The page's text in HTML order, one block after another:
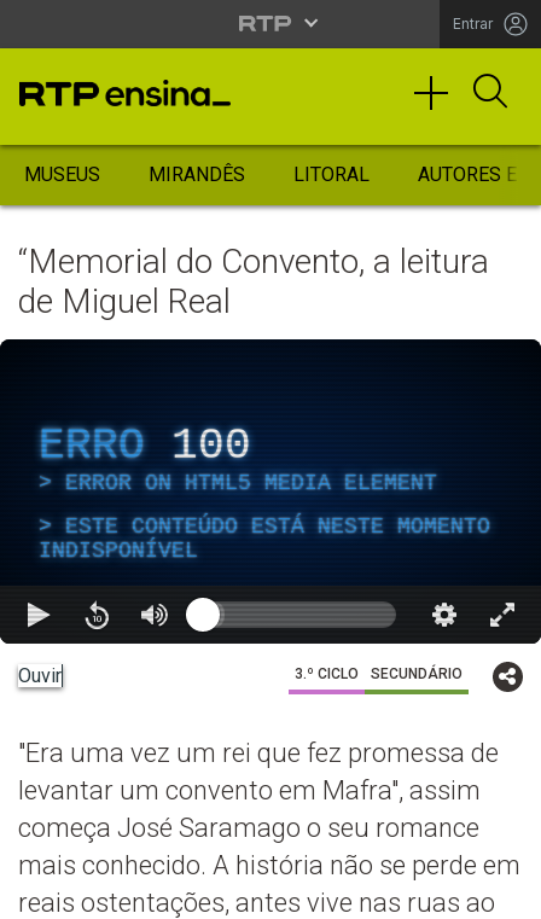
Entrar
MUSEUS MIRANDÊS LITORAL AUTORES
“Memorial do Convento, a leitura
de Miguel Real
ERRO 100
ERROR ON HTML5 MEDIA ELEMENT
ESTE CONTEÚDO ESTÁ NESTE MOMENTO
INDISPONÍVEL
Ouvir 3.º CICLO SECUNDÁRIO
"Era uma vez um rei que fez promessa de
levantar um convento em Mafra", assim
começa José Saramago o seu romance
mais conhecido. A história não se perde em
reais ostentações, antes vive nas ruas ao